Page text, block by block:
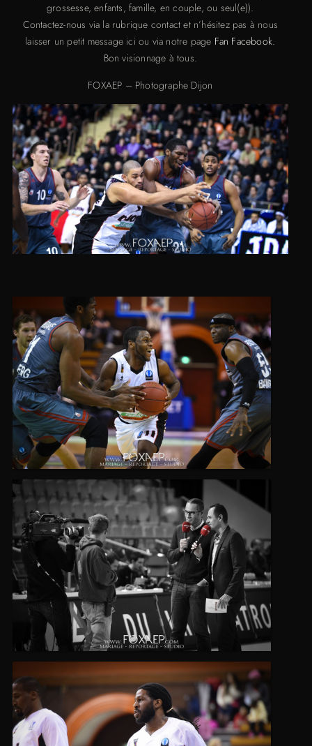
grossesse, enfants, famille, en couple, ou seul(e)).
Contactez-nous via la rubrique contact et n’hésitez pas à nous
laisser un petit message ici ou via notre page Fan Facebook.
Bon visionnage à tous.
FOXAEP – Photographe Dijon